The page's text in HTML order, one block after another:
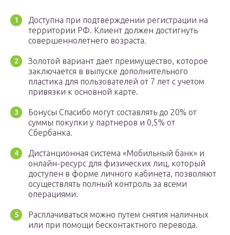
Доступна при подтверждении регистрации на
территории РФ. Клиент должен достигнуть
совершеннолетнего возраста.
Золотой вариант дает преимущество, которое
заключается в выпуске дополнительного
пластика для пользователей от 7 лет с учетом
привязки к основной карте.
Бонусы Спасибо могут составлять до 20% от
суммы покупки у партнеров и 0,5% от
Сбербанка.
Дистанционная система «Мобильный банк» и
онлайн-ресурс для физических лиц, который
доступен в форме личного кабинета, позволяют
осуществлять полный контроль за всеми
операциями.
Расплачиваться можно путем снятия наличных
или при помощи бесконтактного перевода.